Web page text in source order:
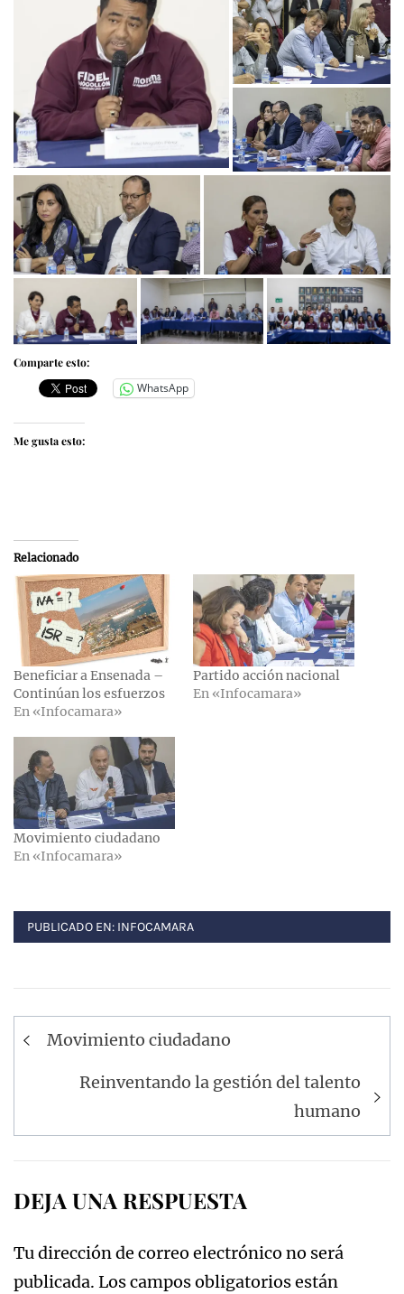
Comparte esto:
WhatsApp
Me gusta esto:
Relacionado
Beneficiar a Ensenada –
Continúan los esfuerzos
En «Infocamara»
Partido acción nacional
En «Infocamara»
Movimiento ciudadano
En «Infocamara»
PUBLICADO EN: INFOCAMARA
Navegación
entradas
Movimiento ciudadano
Reinventando la gestión del talento
humano
DEJA UNA RESPUESTA
Tu dirección de correo electrónico no será
publicada. Los campos obligatorios están